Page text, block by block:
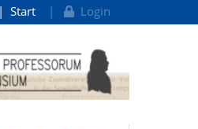
Start Login